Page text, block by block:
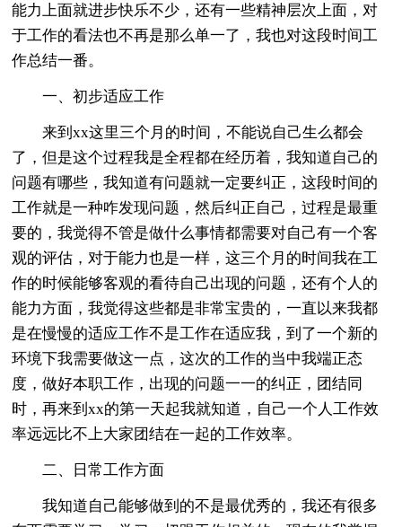
能力上面就进步快乐不少，还有一些精神层次上面，对
于工作的看法也不再是那么单一了，我也对这段时间工
作总结一番。
一、初步适应工作
来到xx这里三个月的时间，不能说自己生么都会
了，但是这个过程我是全程都在经历着，我知道自己的
问题有哪些，我知道有问题就一定要纠正，这段时间的
工作就是一种咋发现问题，然后纠正自己，过程是最重
要的，我觉得不管是做什么事情都需要对自己有一个客
观的评估，对于能力也是一样，这三个月的时间我在工
作的时候能够客观的看待自己出现的问题，还有个人的
能力方面，我觉得这些都是非常宝贵的，一直以来我都
是在慢慢的适应工作不是工作在适应我，到了一个新的
环境下我需要做这一点，这次的工作的当中我端正态
度，做好本职工作，出现的问题一一的纠正，团结同
时，再来到xx的第一天起我就知道，自己一个人工作效
率远远比不上大家团结在一起的工作效率。
二、日常工作方面
我知道自己能够做到的不是最优秀的，我还有很多